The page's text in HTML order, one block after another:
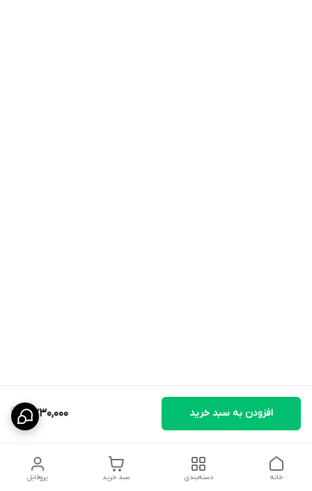
2,730,000 افزودن به سبد خرید
پروفایل سبد خرید دسته‌بندی خانه